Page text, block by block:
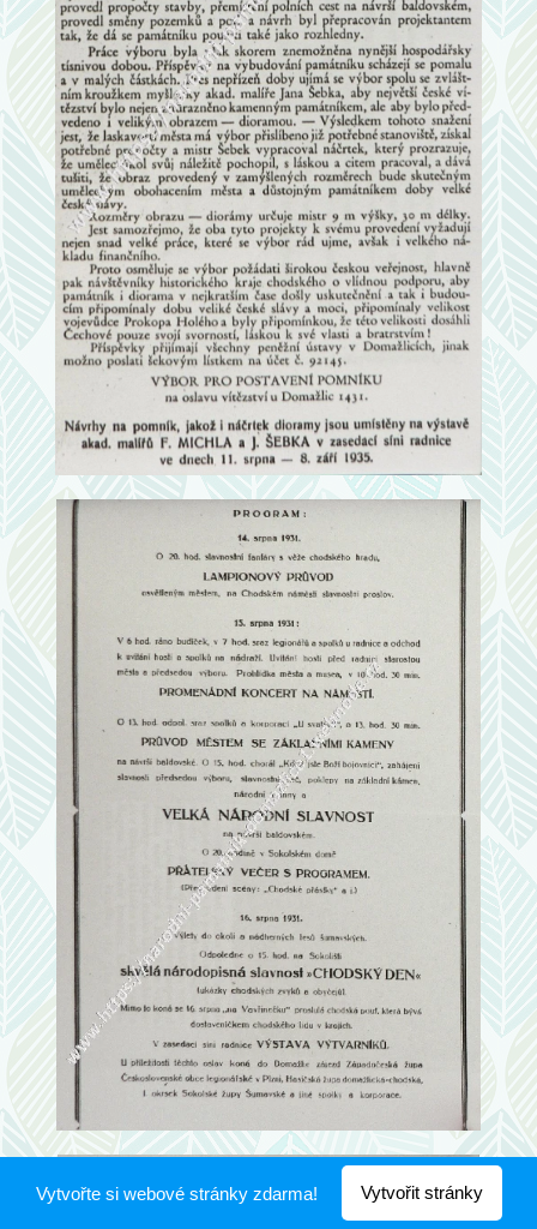
Vytvořte si webové stránky zdarma! Vytvořit stránky